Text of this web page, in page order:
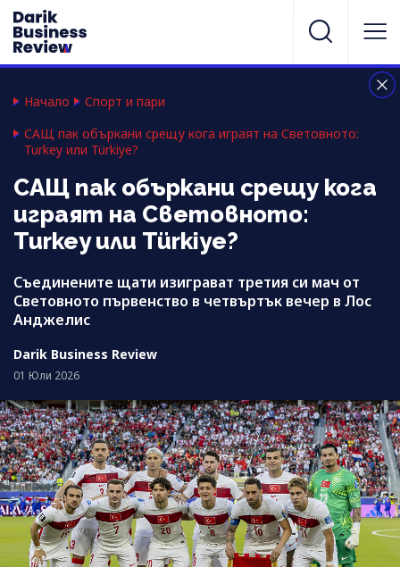
Начало
Спорт и пари
САЩ пак объркани срещу кога играят на Световното:
Turkey или Türkiye?
САЩ пак объркани срещу кога
играят на Световното:
Turkey или Türkiye?
Съединените щати изиграват третия си мач от
Световното първенство в четвъртък вечер в Лос
Анджелис
Darik Business Review
01 Юли 2026